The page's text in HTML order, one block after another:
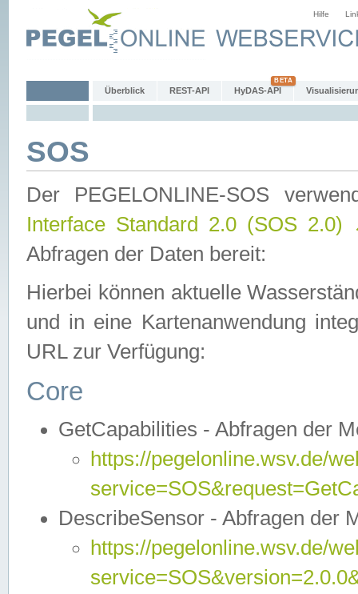
Hilfe
Überblick REST-API HyDAS-API
SOS
Der PEGELONLINE-SOS
Interface Standard 2.0 (SOS 2.0)
Abfragen der Daten bereit:
Hierbei können aktuelle
und in eine Kartenanwendung
URL zur Verfügung:
Core
GetCapabilities - Abfragen der
https://pegelonline.wsv.de/
DescribeSensor - Abfragen der
https://pegelonline.wsv.de/